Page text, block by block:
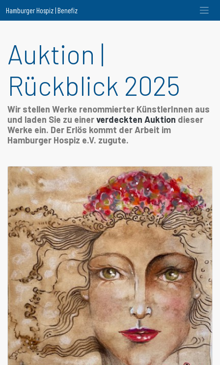
Hamburger Hospiz | Benefiz
Auktion |
Rückblick 2025
Wir stellen Werke renommierter KünstlerInnen aus
und laden Sie zu einerverdeckten Auktion dieser
Werke ein. Der Erlös kommt der Arbeit im
Hamburger Hospiz e.V. zugute.